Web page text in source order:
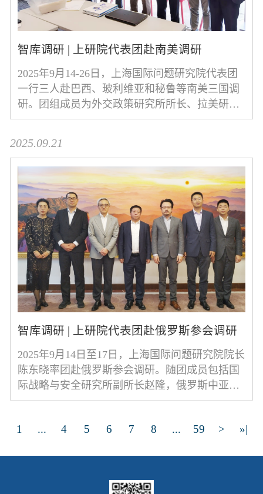
智库调研 | 上研院代表团赴南美调研
2025年9月14-26日，上海国际问题研究院代表团
一行三人赴巴西、玻利维亚和秘鲁等南美三国调
研。团组成员为外交政策研究所所长、拉美研究
中心主任牛海彬，世界与上海研究中心执行主任
2025.09.21
智库调研 | 上研院代表团赴俄罗斯参会调研
2025年9月14日至17日，上海国际问题研究院院长
陈东晓率团赴俄罗斯参会调研。随团成员包括国
际战略与安全研究所副所长赵隆，俄罗斯中亚研
究中心副研究员曹嘉涵、助理研究员邱海燕。9月
1 ... 4 5 6 7 8 ... 59 > »|